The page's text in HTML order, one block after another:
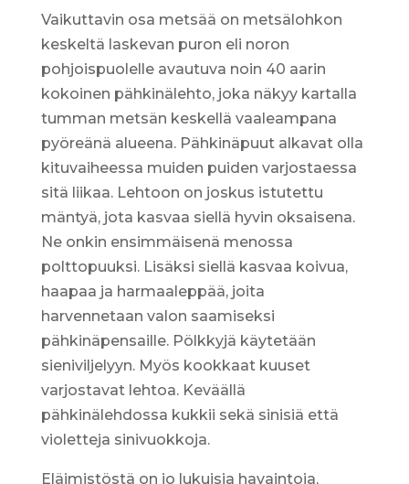
Vaikuttavin osa metsää on metsälohkon
keskeltä laskevan puron eli noron
pohjoispuolelle avautuva noin 40 aarin
kokoinen pähkinälehto, joka näkyy kartalla
tumman metsän keskellä vaaleampana
pyöreänä alueena. Pähkinäpuut alkavat olla
kituvaiheessa muiden puiden varjostaessa
sitä liikaa. Lehtoon on joskus istutettu
mäntyä, jota kasvaa siellä hyvin oksaisena.
Ne onkin ensimmäisenä menossa
polttopuuksi. Lisäksi siellä kasvaa koivua,
haapaa ja harmaaleppää, joita
harvennetaan valon saamiseksi
pähkinäpensaille. Pölkkyjä käytetään
sieniviljelyyn. Myös kookkaat kuuset
varjostavat lehtoa. Keväällä
pähkinälehdossa kukkii sekä sinisiä että
violetteja sinivuokkoja.
Eläimistöstä on jo lukuisia havaintoja,